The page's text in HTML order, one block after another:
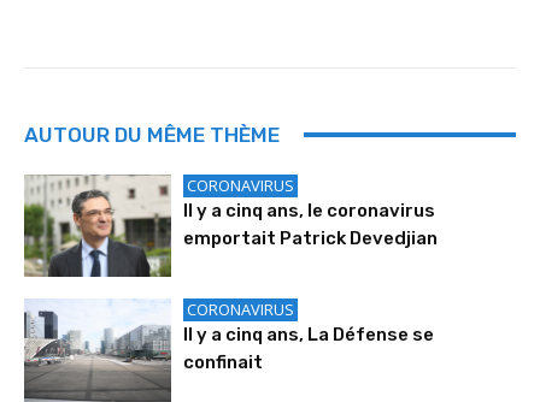
AUTOUR DU MÊME THÈME
CORONAVIRUS
Il y a cinq ans, le coronavirus
emportait Patrick Devedjian
CORONAVIRUS
Il y a cinq ans, La Défense se
confinait